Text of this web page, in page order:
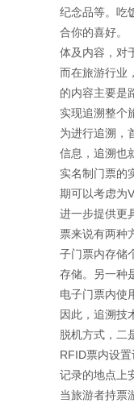
纪念品等。吃
合你的喜好。
体及内容，对
而在旅游行业
的内容主要是
实现追溯整个
为进行追溯，
信息，追溯也
实名制门票的
期可以考虑为
进一步提供更
票来说有两种
子门票内存储
存储。另一种
电子门票内使
因此，追溯技
脱机方式，二
RFID票内设
记录的地点上
当旅游者持票